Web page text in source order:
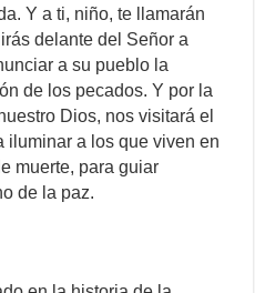
Y a ti, niño, te llamarán
delante del Señor a
a su pueblo la
de los pecados. Y por la
Dios, nos visitará el
iluminar a los que viven en
muerte, para guiar
de la paz.